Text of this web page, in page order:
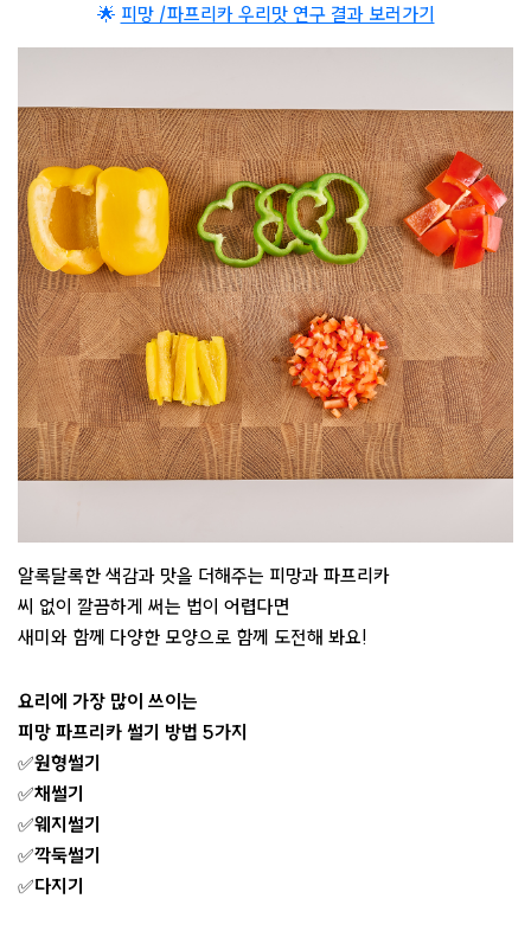
🌟 피망 /파프리카 우리맛 연구 결과 보러가기
알록달록한 색감과 맛을 더해주는 피망과 파프리카
​씨 없이 깔끔하게 써는 법이 어렵다면
​새미와 함께 다양한 모양으로 함께 도전해 봐요!
요리에 가장 많이 쓰이는
피망 파프리카 썰기 방법 5가지
✅원형썰기
✅채썰기
✅웨지썰기
✅깍둑썰기
✅다지기